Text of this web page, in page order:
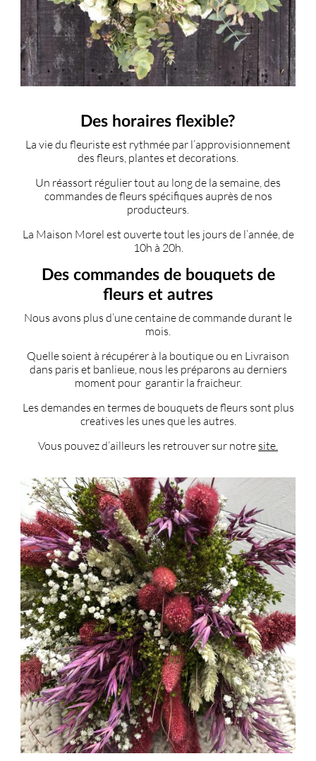
Des horaires flexible?
La vie du fleuriste est rythmée par l’approvisionnement
des fleurs, plantes et decorations.
Un réassort régulier tout au long de la semaine, des
commandes de fleurs spécifiques auprès de nos
producteurs.
La Maison Morel est ouverte tout les jours de l’année, de
10h à 20h.
Des commandes de bouquets de
fleurs et autres
Nous avons plus d’une centaine de commande durant le
mois.
Quelle soient à récupérer à la boutique ou en Livraison
dans paris et banlieue, nous les préparons au derniers
moment pour garantir la fraicheur.
Les demandes en termes de bouquets de fleurs sont plus
creatives les unes que les autres.
Vous pouvez d’ailleurs les retrouver sur notre site.